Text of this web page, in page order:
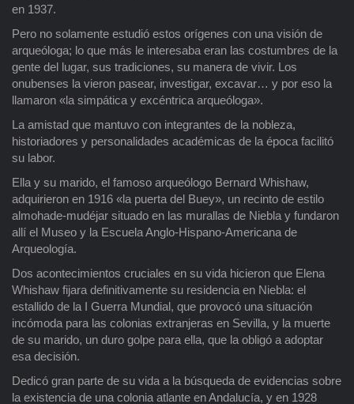
en 1937.
Pero no solamente estudió estos orígenes con una visión de
arqueóloga; lo que más le interesaba eran las costumbres de la
gente del lugar, sus tradiciones, su manera de vivir. Los
onubenses la vieron pasear, investigar, excavar… y por eso la
llamaron «la simpática y excéntrica arqueóloga».
La amistad que mantuvo con integrantes de la nobleza,
historiadores y personalidades académicas de la época facilitó
su labor.
Ella y su marido, el famoso arqueólogo Bernard Whishaw,
adquirieron en 1916 «la puerta del Buey», un recinto de estilo
almohade-mudéjar situado en las murallas de Niebla y fundaron
allí el Museo y la Escuela Anglo-Hispano-Americana de
Arqueología.
Dos acontecimientos cruciales en su vida hicieron que Elena
Whishaw fijara definitivamente su residencia en Niebla: el
estallido de la I Guerra Mundial, que provocó una situación
incómoda para las colonias extranjeras en Sevilla, y la muerte
de su marido, un duro golpe para ella, que la obligó a adoptar
esa decisión.
Dedicó gran parte de su vida a la búsqueda de evidencias sobre
la existencia de una colonia atlante en Andalucía, y en 1928